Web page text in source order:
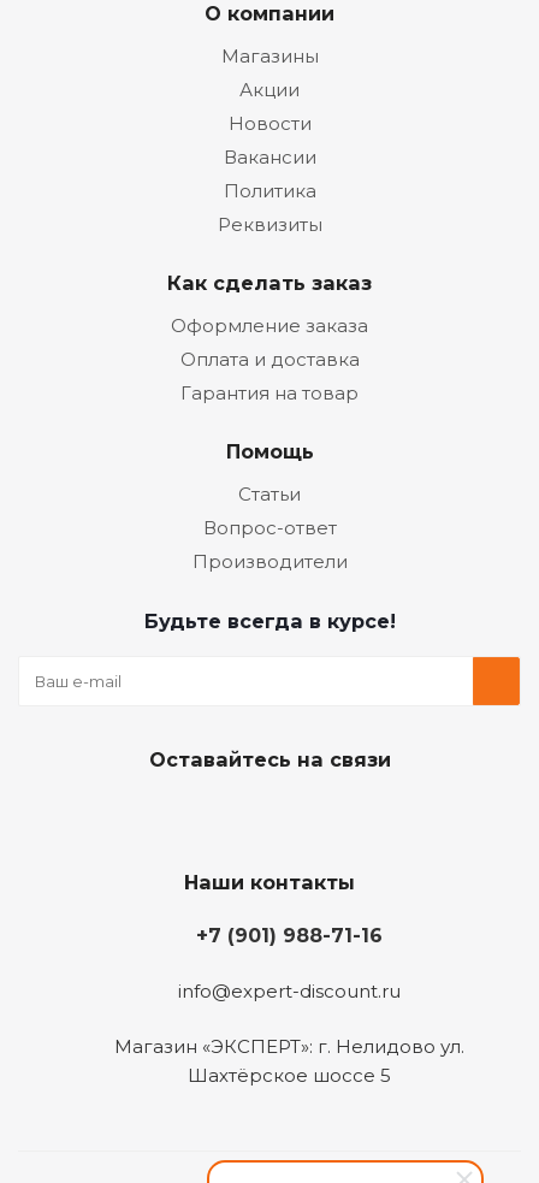
О компании
Магазины
Акции
Новости
Вакансии
Политика
Реквизиты
Как сделать заказ
Оформление заказа
Оплата и доставка
Гарантия на товар
Помощь
Статьи
Вопрос-ответ
Производители
Будьте всегда в курсе!
Оставайтесь на связи
Наши контакты
+7 (901) 988-71-16
info@expert-discount.ru
Магазин «ЭКСПЕРТ»: г. Нелидово ул.
Шахтёрское шоссе 5